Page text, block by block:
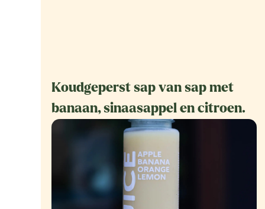
Koudgeperst sap van sap met
banaan, sinaasappel en citroen.